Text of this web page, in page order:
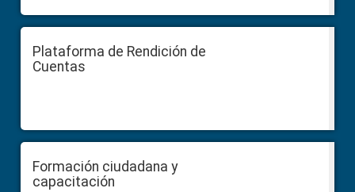
Plataforma de Rendición de
Cuentas
Formación ciudadana y
capacitación